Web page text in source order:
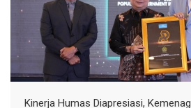
Kinerja Humas Diapresiasi,